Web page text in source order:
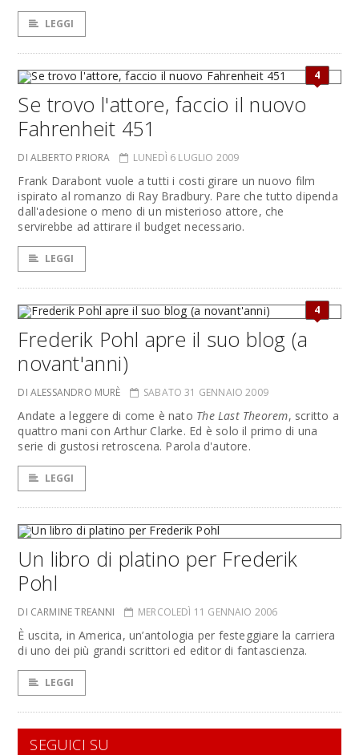
LEGGI
4
Se trovo l'attore, faccio il nuovo
Fahrenheit 451
DI ALBERTO PRIORA LUNEDÌ 6 LUGLIO 2009
Frank Darabont vuole a tutti i costi girare un nuovo film
ispirato al romanzo di Ray Bradbury. Pare che tutto dipenda
dall'adesione o meno di un misterioso attore, che
servirebbe ad attirare il budget necessario.
LEGGI
4
Frederik Pohl apre il suo blog (a
novant'anni)
DI ALESSANDRO MURÈ SABATO 31 GENNAIO 2009
Andate a leggere di come è nato The Last Theorem, scritto a
quattro mani con Arthur Clarke. Ed è solo il primo di una
serie di gustosi retroscena. Parola d'autore.
LEGGI
Un libro di platino per Frederik
Pohl
DI CARMINE TREANNI MERCOLEDÌ 11 GENNAIO 2006
È uscita, in America, un’antologia per festeggiare la carriera
di uno dei più grandi scrittori ed editor di fantascienza.
LEGGI
SEGUICI SU